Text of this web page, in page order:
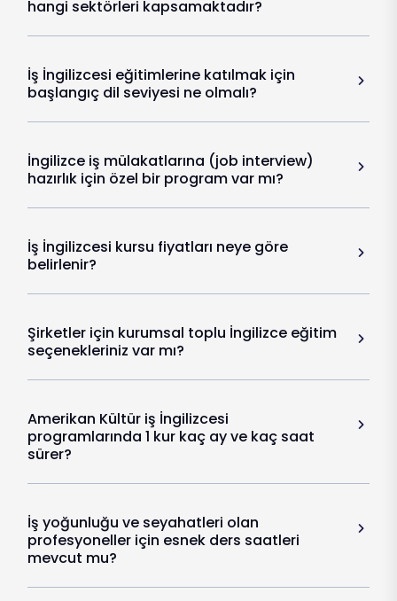
hangi sektörleri kapsamaktadır?
İş İngilizcesi eğitimlerine katılmak için
başlangıç dil seviyesi ne olmalı?
İngilizce iş mülakatlarına (job interview)
hazırlık için özel bir program var mı?
İş İngilizcesi kursu fiyatları neye göre
belirlenir?
Şirketler için kurumsal toplu İngilizce eğitim
seçenekleriniz var mı?
Amerikan Kültür iş İngilizcesi
programlarında 1 kur kaç ay ve kaç saat
sürer?
İş yoğunluğu ve seyahatleri olan
profesyoneller için esnek ders saatleri
mevcut mu?